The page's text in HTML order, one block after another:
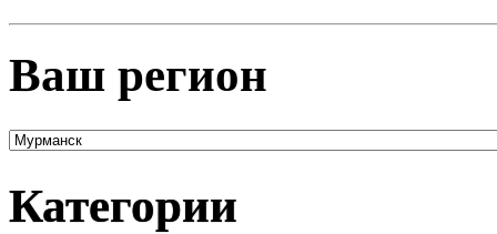
Ваш регион
Категории